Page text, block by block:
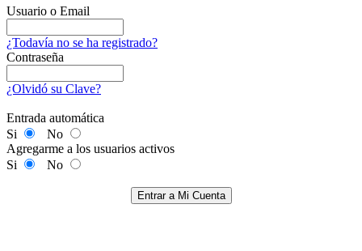
Usuario o Email
¿Todavía no se ha registrado?
Contraseña
¿Olvidó su Clave?
Entrada automática
Si
No
Agregarme a los usuarios activos
Si
No
Entrar a Mi Cuenta